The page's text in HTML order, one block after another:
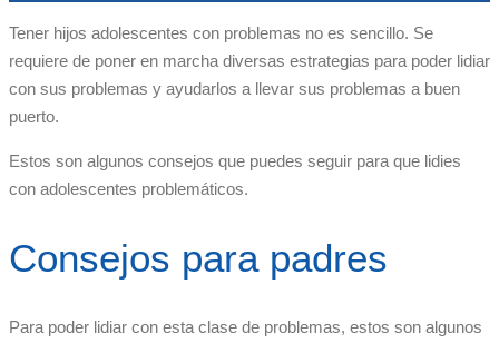
Tener hijos adolescentes con problemas no es sencillo. Se
requiere de poner en marcha diversas estrategias para poder lidiar
con sus problemas y ayudarlos a llevar sus problemas a buen
puerto.
Estos son algunos consejos que puedes seguir para que lidies
con adolescentes problemáticos.
Consejos para padres
Para poder lidiar con esta clase de problemas, estos son algunos